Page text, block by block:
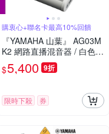
購衷心+聯名卡最高10%回饋
『YAMAHA 山葉』 AG03M
K2 網路直播混音器 / 白色款
/ 公司貨保固
$5,400 9折
限時下殺 券